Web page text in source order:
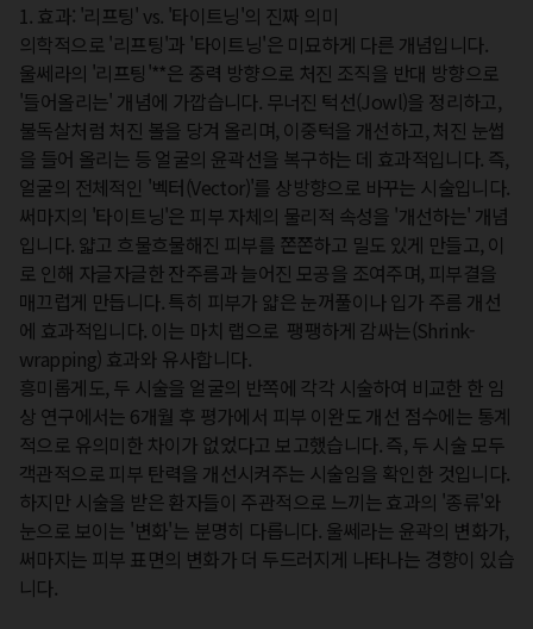
1. 효과: '리프팅' vs. '타이트닝'의 진짜 의미
의학적으로 '리프팅'과 '타이트닝'은 미묘하게 다른 개념입니다.
울쎄라의 '리프팅'**은 중력 방향으로 처진 조직을 반대 방향으로
'들어올리는' 개념에 가깝습니다. 무너진 턱선(Jowl)을 정리하고,
불독살처럼 처진 볼을 당겨 올리며, 이중턱을 개선하고, 처진 눈썹
을 들어 올리는 등 얼굴의 윤곽선을 복구하는 데 효과적입니다. 즉,
얼굴의 전체적인 '벡터(Vector)'를 상방향으로 바꾸는 시술입니다.
써마지의 '타이트닝'은 피부 자체의 물리적 속성을 '개선하는' 개념
입니다. 얇고 흐물흐물해진 피부를 쫀쫀하고 밀도 있게 만들고, 이
로 인해 자글자글한 잔주름과 늘어진 모공을 조여주며, 피부결을
매끄럽게 만듭니다. 특히 피부가 얇은 눈꺼풀이나 입가 주름 개선
에 효과적입니다. 이는 마치 랩으로  팽팽하게 감싸는(Shrink-
wrapping) 효과와 유사합니다.
흥미롭게도, 두 시술을 얼굴의 반쪽에 각각 시술하여 비교한 한 임
상 연구에서는 6개월 후 평가에서 피부 이완도 개선 점수에는 통계
적으로 유의미한 차이가 없었다고 보고했습니다. 즉, 두 시술 모두
객관적으로 피부 탄력을 개선시켜주는 시술임을 확인한 것입니다.
하지만 시술을 받은 환자들이 주관적으로 느끼는 효과의 '종류'와
눈으로 보이는 '변화'는 분명히 다릅니다. 울쎄라는 윤곽의 변화가,
써마지는 피부 표면의 변화가 더 두드러지게 나타나는 경향이 있습
니다.